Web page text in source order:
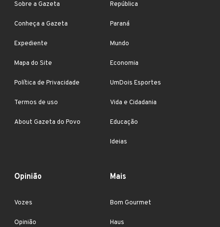
Sobre a Gazeta
Conheça a Gazeta
Expediente
Mapa do Site
Política de Privacidade
Termos de uso
About Gazeta do Povo
República
Paraná
Mundo
Economia
UmDois Esportes
Vida e Cidadania
Educação
Ideias
Opinião
Vozes
Opinião
Mais
Bom Gourmet
Haus